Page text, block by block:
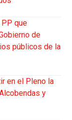
PP que
de
públicos de la
en el Pleno la
y